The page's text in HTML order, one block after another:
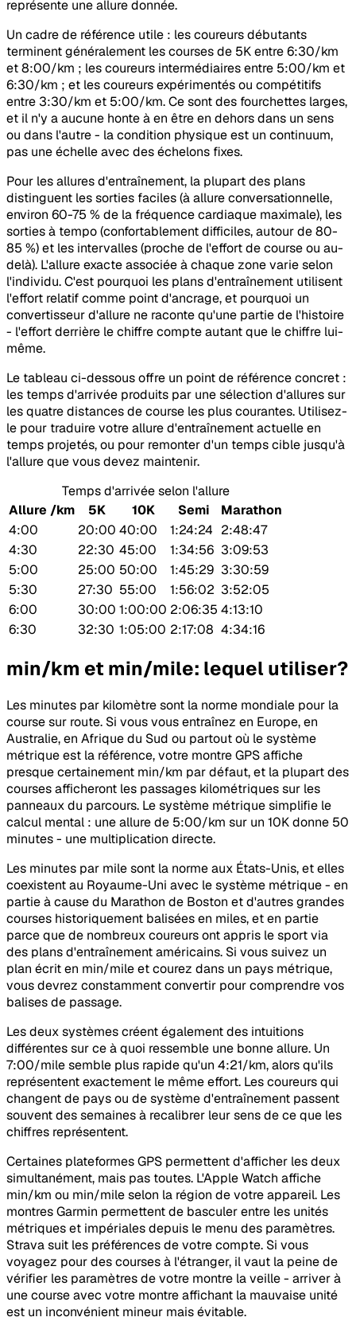
représente une allure donnée.
Un cadre de référence utile : les coureurs débutants
terminent généralement les courses de 5K entre 6:30/km
et 8:00/km ; les coureurs intermédiaires entre 5:00/km et
6:30/km ; et les coureurs expérimentés ou compétitifs
entre 3:30/km et 5:00/km. Ce sont des fourchettes larges,
et il n'y a aucune honte à en être en dehors dans un sens
ou dans l'autre - la condition physique est un continuum,
pas une échelle avec des échelons fixes.
Pour les allures d'entraînement, la plupart des plans
distinguent les sorties faciles (à allure conversationnelle,
environ 60-75 % de la fréquence cardiaque maximale), les
sorties à tempo (confortablement difficiles, autour de 80-
85 %) et les intervalles (proche de l'effort de course ou au-
delà). L'allure exacte associée à chaque zone varie selon
l'individu. C'est pourquoi les plans d'entraînement utilisent
l'effort relatif comme point d'ancrage, et pourquoi un
convertisseur d'allure ne raconte qu'une partie de l'histoire
- l'effort derrière le chiffre compte autant que le chiffre lui-
même.
Le tableau ci-dessous offre un point de référence concret :
les temps d'arrivée produits par une sélection d'allures sur
les quatre distances de course les plus courantes. Utilisez-
le pour traduire votre allure d'entraînement actuelle en
temps projetés, ou pour remonter d'un temps cible jusqu'à
l'allure que vous devez maintenir.
Temps d'arrivée selon l'allure
Allure /km
5K 10K Semi
Marathon
4:00
20:00 40:00 1:24:24 2:48:47
4:30
22:30 45:00 1:34:56 3:09:53
5:00
25:00 50:00 1:45:29 3:30:59
5:30
27:30 55:00 1:56:02 3:52:05
6:00
30:00 1:00:00 2:06:35 4:13:10
6:30
32:30 1:05:00 2:17:08 4:34:16
min/km et min/mile: lequel utiliser?
Les minutes par kilomètre sont la norme mondiale pour la
course sur route. Si vous vous entraînez en Europe, en
Australie, en Afrique du Sud ou partout où le système
métrique est la référence, votre montre GPS affiche
presque certainement min/km par défaut, et la plupart des
courses afficheront les passages kilométriques sur les
panneaux du parcours. Le système métrique simplifie le
calcul mental : une allure de 5:00/km sur un 10K donne 50
minutes - une multiplication directe.
Les minutes par mile sont la norme aux États-Unis, et elles
coexistent au Royaume-Uni avec le système métrique - en
partie à cause du Marathon de Boston et d'autres grandes
courses historiquement balisées en miles, et en partie
parce que de nombreux coureurs ont appris le sport via
des plans d'entraînement américains. Si vous suivez un
plan écrit en min/mile et courez dans un pays métrique,
vous devrez constamment convertir pour comprendre vos
balises de passage.
Les deux systèmes créent également des intuitions
différentes sur ce à quoi ressemble une bonne allure. Un
7:00/mile semble plus rapide qu'un 4:21/km, alors qu'ils
représentent exactement le même effort. Les coureurs qui
changent de pays ou de système d'entraînement passent
souvent des semaines à recalibrer leur sens de ce que les
chiffres représentent.
Certaines plateformes GPS permettent d'afficher les deux
simultanément, mais pas toutes. L'Apple Watch affiche
min/km ou min/mile selon la région de votre appareil. Les
montres Garmin permettent de basculer entre les unités
métriques et impériales depuis le menu des paramètres.
Strava suit les préférences de votre compte. Si vous
voyagez pour des courses à l'étranger, il vaut la peine de
vérifier les paramètres de votre montre la veille - arriver à
une course avec votre montre affichant la mauvaise unité
est un inconvénient mineur mais évitable.